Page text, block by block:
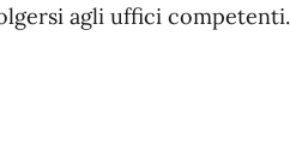
agli uffici competenti.